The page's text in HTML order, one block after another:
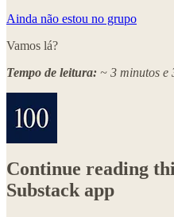
Ainda não estou no grupo
Vamos lá?
Tempo de leitura: ~ 3 minutos e
Continue reading
Substack app